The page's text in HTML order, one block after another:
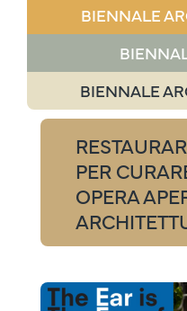
BIENNALE
BIENNALE
PER
OPERA